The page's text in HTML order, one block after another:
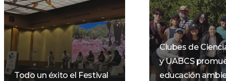
Todo un éxito el Festival
Clubes de
y UABCS
educación